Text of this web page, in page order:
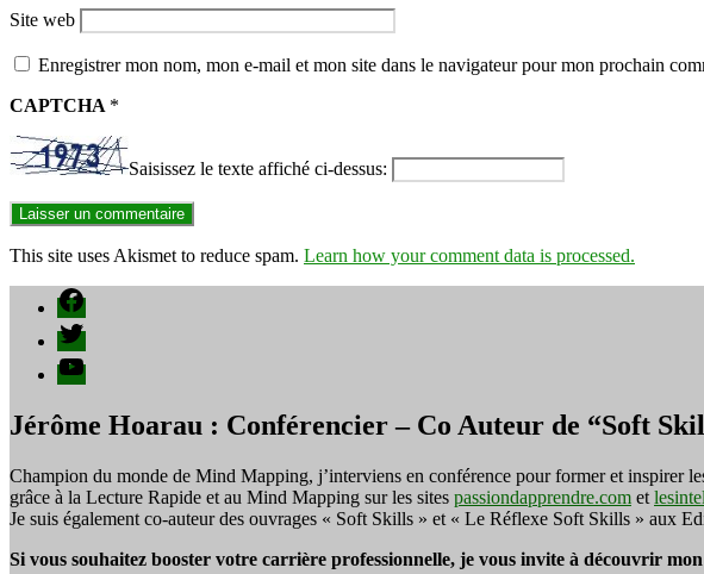
Site web
Enregistrer mon nom, mon e-mail et mon site dans le navigateur pour mon prochain
CAPTCHA *
Saisissez le texte affiché ci-dessus:
This site uses Akismet to reduce spam. Learn how your comment data is processed.
Facebook
Twitter
YouTube
Jérôme Hoarau : Conférencier – Co Auteur de “Soft
Champion du monde de Mind Mapping, j’interviens en conférence pour former et inspirer
grâce à la Lecture Rapide et au Mind Mapping sur les sites passiondapprendre.com et
Je suis également co-auteur des ouvrages « Soft Skills » et « Le Réflexe Soft Skills » aux
Si vous souhaitez booster votre carrière professionnelle, je vous invite à découvrir